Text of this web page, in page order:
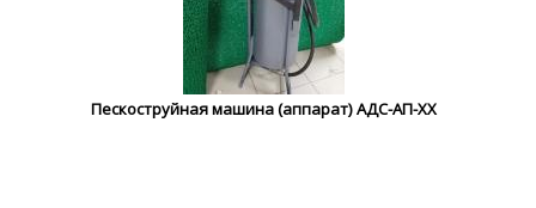
Пескоструйная машина (аппарат) АДС-АП-ХХ